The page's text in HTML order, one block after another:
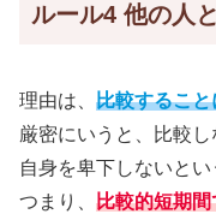
ルール4 他の人
理由は、 比較するこ
厳密にいうと、比較
自身を卑下しないとい
つまり、 比較的短期